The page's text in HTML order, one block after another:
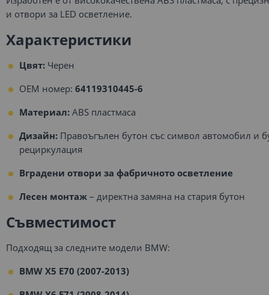
и отвори за LED осветление.
Характеристики
Цвят: Черен
OEM номер: 64119310445-6
Материал: ABS пластмаса
Дизайн: Правоъгълен бутон със символ автомобил и
рециркулация
Вградени отвори за фабричното осветление
Лесен монтаж – директна замяна на стария бутон
Съвместимост
Подходящ за следните модели BMW:
BMW X5 E70 (2007-2013)